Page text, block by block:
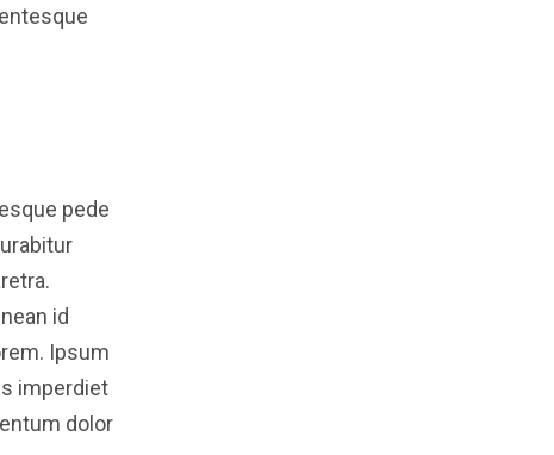
pede
id
Ipsum
imperdiet
dolor